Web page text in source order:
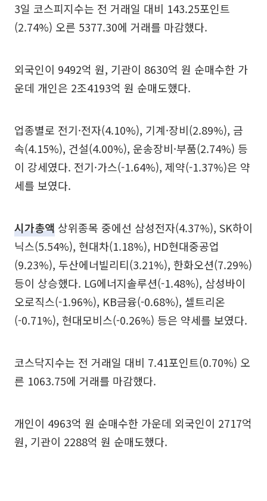
3일 코스피지수는 전 거래일 대비 143.25포인트
(2.74%) 오른 5377.30에 거래를 마감했다.
외국인이 9492억 원, 기관이 8630억 원 순매수한 가
운데 개인은 2조4193억 원 순매도했다.
업종별로 전기·전자(4.10%), 기계·장비(2.89%), 금
속(4.15%), 건설(4.00%), 운송장비·부품(2.74%) 등
이 강세였다. 전기·가스(-1.64%), 제약(-1.37%)은 약
세를 보였다.
시가총액 상위종목 중에선 삼성전자(4.37%), SK하이
닉스(5.54%), 현대차(1.18%), HD현대중공업
(9.23%), 두산에너빌리티(3.21%), 한화오션(7.29%)
등이 상승했다. LG에너지솔루션(-1.48%), 삼성바이
오로직스(-1.96%), KB금융(-0.68%), 셀트리온
(-0.71%), 현대모비스(-0.26%) 등은 약세를 보였다.
코스닥지수는 전 거래일 대비 7.41포인트(0.70%) 오
른 1063.75에 거래를 마감했다.
개인이 4963억 원 순매수한 가운데 외국인이 2717억
원, 기관이 2288억 원 순매도했다.